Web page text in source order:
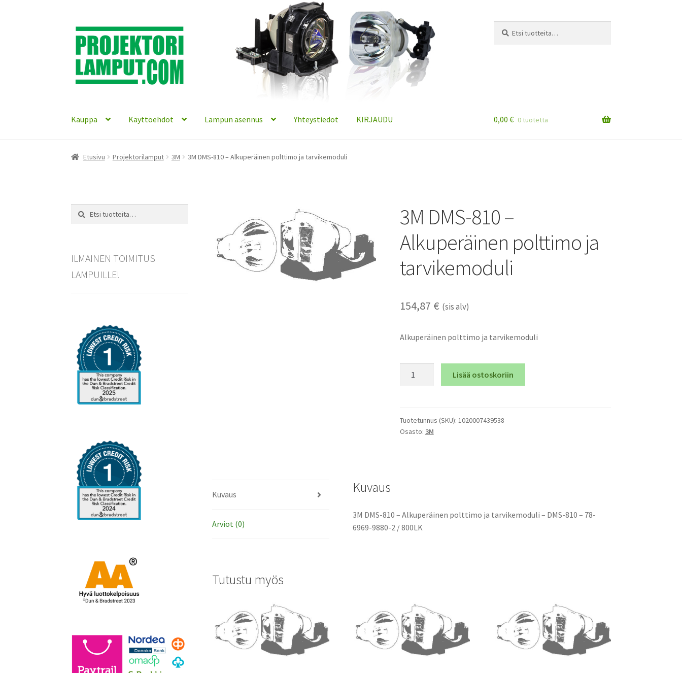
Siirry
navigointiin
Siirry
sisältöön
Kauppa Käyttöehdot Lampun asennus Yhteystiedot KIRJAUDU 0,00 € 0 tuotetta
Etusivu Projektorilamput 3M 3M DMS-810 – Alkuperäinen polttimo ja tarvikemoduli
3M DMS-810 –
Alkuperäinen polttimo ja
tarvikemoduli
154,87 € (sis alv)
Alkuperäinen polttimo ja tarvikemoduli
Alkuperäinen
polttimo
Lisää ostoskoriin
Tuotetunnus (SKU): 1020007439538
Osasto: 3M
Kuvaus
Arviot (0)
Kuvaus
3M DMS-810 – Alkuperäinen polttimo ja tarvikemoduli – DMS-810 – 78-
6969-9880-2 / 800LK
Tutustu myös
Etsi:
Haku
ILMAINEN TOIMITUS
LAMPUILLE!